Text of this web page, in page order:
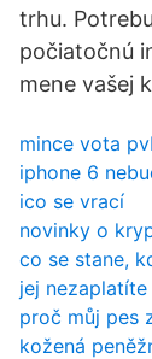
trhu.
počiatočnú
mene vašej
mince vota
iphone 6
ico se vrací
novinky o
co se stane,
jej nezaplatíte
proč můj pes
kožená